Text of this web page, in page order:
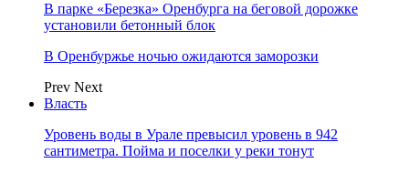
В парке «Березка» Оренбурга на беговой дорожке
установили бетонный блок
В Оренбуржье ночью ожидаются заморозки
Prev Next
Власть
Уровень воды в Урале превысил уровень в 942
сантиметра. Пойма и поселки у реки тонут